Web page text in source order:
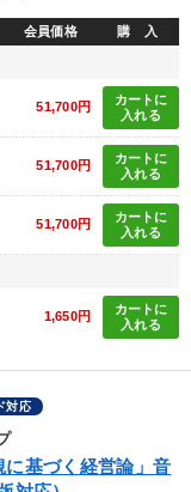
会員価格 購 入
51,700円
カートに
入れる
51,700円
カートに
入れる
51,700円
カートに
入れる
1,650円
カートに
入れる
対応
基づく経営論」音